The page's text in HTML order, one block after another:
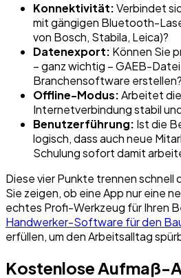
Konnektivität:Verbindet
mit gängigen Bluetooth-
von Bosch, Stabila, Leica)?
Datenexport: Können Sie
– ganz wichtig – GAEB-
Branchensoftware erstellen?
Offline-Modus:Arbeitet
Internetverbindung stabil
Benutzerführung: Ist die
logisch, dass auch neue
Schulung sofort damit
Diese vier Punkte trennen schnell
Sie zeigen, ob eine App nur eine
echtes Profi-Werkzeug für Ihren
Handwerker-Software für den
erfüllen, um den Arbeitsalltag
Kostenlose Aufmaß-